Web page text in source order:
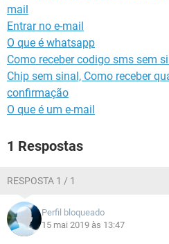
mail
Entrar no e-mail
O que é whatsapp
Como receber codigo sms sem
Chip sem sinal, Como receber
confirmação
O que é um e-mail
1 Respostas
RESPOSTA 1 / 1
Perfil bloqueado
15 mai 2019 às 13:47